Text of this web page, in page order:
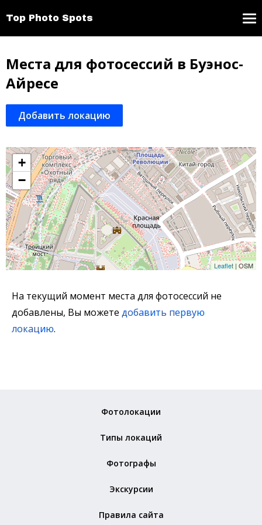
Top Photo Spots
Места для фотосессий в Буэнос-
Айресе
Добавить локацию
+
−
Leaflet | OSM
На текущий момент места для фотосессий не
добавлены, Вы можете добавить первую
локацию.
Фотолокации
Типы локаций
Фотографы
Экскурсии
Правила сайта